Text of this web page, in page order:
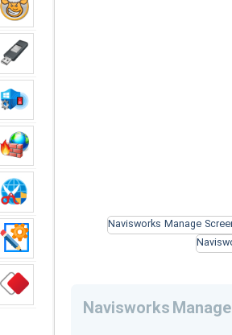
Navisworks Manage